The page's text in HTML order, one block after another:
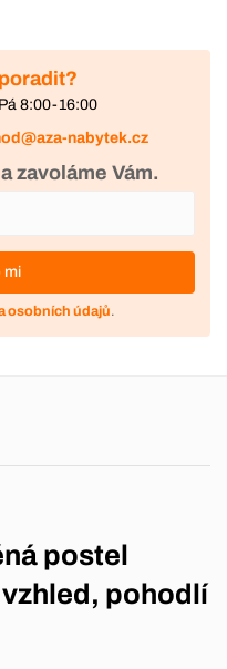
8:00-16:00
nabytek.cz
zavoláme Vám.
mi
osobních údajů.
postel
pohodlí